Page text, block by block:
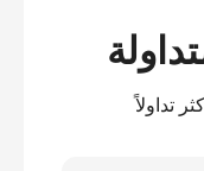
تداولاً